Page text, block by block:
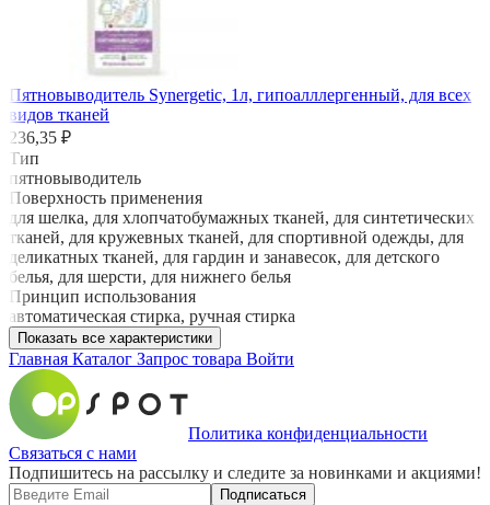
Пятновыводитель Synergetic, 1л, гипоалллергенный, для всех
видов тканей
236,35 ₽
Тип
пятновыводитель
Поверхность применения
для шелка, для хлопчатобумажных тканей, для синтетических
тканей, для кружевных тканей, для спортивной одежды, для
деликатных тканей, для гардин и занавесок, для детского
белья, для шерсти, для нижнего белья
Принцип использования
автоматическая стирка, ручная стирка
Показать все характеристики
Главная Каталог Запрос товара Войти
Политика конфиденциальности
Связаться с нами
Подпишитесь на рассылку и следите за новинками и акциями!
Подписаться